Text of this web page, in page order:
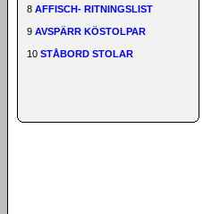
8 AFFISCH- RITNINGSLIST
9 AVSPÄRR KÖSTOLPAR
10 STÅBORD STOLAR